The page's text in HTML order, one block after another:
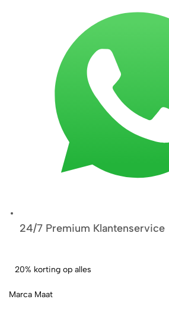
24/7 Premium Klantenservice
20% korting op alles
Marca Maat